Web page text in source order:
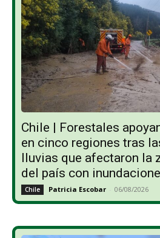
Chile | Forestales
en cinco regiones tras
lluvias que afectaron la
del país con
Chile Patricia Escobar - 06/08/2026